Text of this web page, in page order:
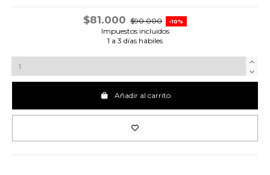
$81.000 $90.000 -10%
Impuestos incluidos
1 a 3 días hábiles
Añadir al carrito